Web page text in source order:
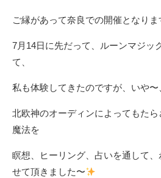
ご縁があって奈良での開催となりま
7月14日に先だって、ルーンマジッ
て、
私も体験してきたのですが、いや
北欧神のオーディンによってもた
魔法を
瞑想、ヒーリング、占いを通して
せて頂きました〜